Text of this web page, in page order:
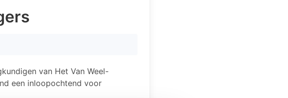
van Het Van Weel-
een inloopochtend voor